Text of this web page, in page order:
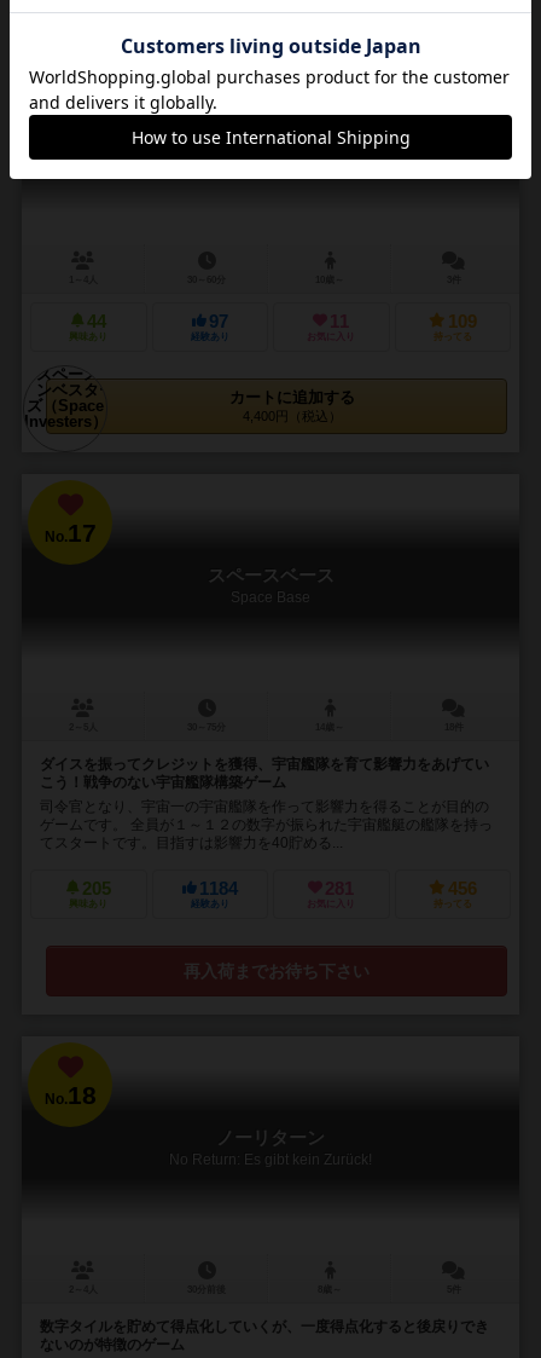
No.16
スペースインベスターズ
Space Investers
44
興味あり
97
経験あり
11
お気に入り
109
持ってる
カートに追加する
4,400円（税込）
No.17
スペースベース
Space Base
ダイスを振ってクレジットを獲得、宇宙艦隊を育て影響力をあげてい
こう！戦争のない宇宙艦隊構築ゲーム
司令官となり、宇宙一の宇宙艦隊を作って影響力を得ることが目的の
ゲームです。 全員が１～１２の数字が振られた宇宙艦艇の艦隊を持っ
てスタートです。目指すは影響力を40貯める...
205
興味あり
1184
経験あり
281
お気に入り
456
持ってる
再入荷までお待ち下さい
No.18
ノーリターン
No Return: Es gibt kein Zurück!
数字タイルを貯めて得点化していくが、一度得点化すると後戻りでき
ないのが特徴のゲーム